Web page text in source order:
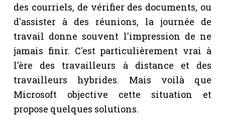
des courriels, de vérifier des documents, ou
d'assister à des réunions, la journée de
travail donne souvent l'impression de ne
jamais finir. C'est particulièrement vrai à
l'ère des travailleurs à distance et des
travailleurs hybrides. Mais voilà que
Microsoft objective cette situation et
propose quelques solutions.